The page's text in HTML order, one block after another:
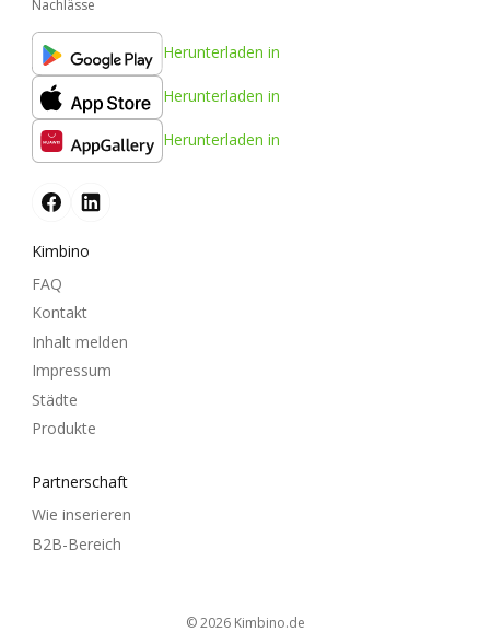
Nachlässe
Herunterladen in
Herunterladen in
Herunterladen in
Kimbino
FAQ
Kontakt
Inhalt melden
Impressum
Städte
Produkte
Partnerschaft
Wie inserieren
B2B-Bereich
© 2026 kimbino.de